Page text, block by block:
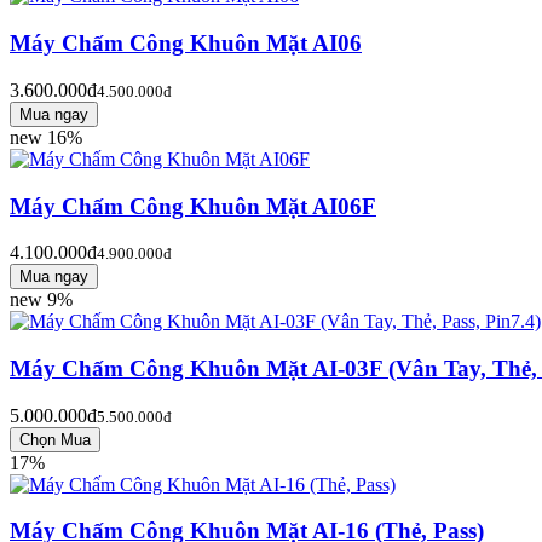
Máy Chấm Công Khuôn Mặt AI06
3.600.000đ4.500.000đ
new 16%
Máy Chấm Công Khuôn Mặt AI06F
4.100.000đ4.900.000đ
new 9%
Máy Chấm Công Khuôn Mặt AI-03F (Vân Tay, Thẻ,
5.000.000đ5.500.000đ
17%
Máy Chấm Công Khuôn Mặt AI-16 (Thẻ, Pass)